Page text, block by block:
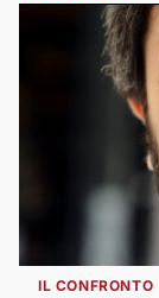
IL CONFRONTO